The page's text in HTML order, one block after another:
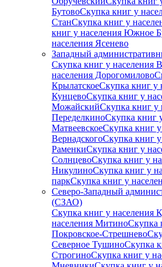
БутовоСкупка книг у
СтанСкупка книг у
книг у населения Южное
населения Ясенево
Западный
Скупка книг у населения
населения Дорогомилово
КрылатскоеСкупка книг у
КунцевоСкупка книг у
МожайскийСкупка книг у
ПеределкиноСкупка книг
МатвеевскоеСкупка книг
ВернадскогоСкупка книг
РаменкиСкупка книг у
СолнцевоСкупка книг у
НикулиноСкупка книг у
паркСкупка книг у
Северо-Западный
(СЗАО)
Скупка книг у населения
населения МитиноСкупка
Покровское-Стрешнево
Северное ТушиноСкупка
СтрогиноСкупка книг у